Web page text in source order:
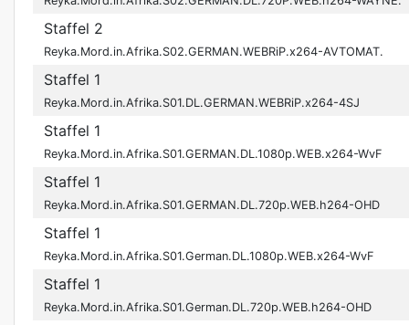
Staffel 2
Reyka.Mord.in.Afrika.S02.GERMAN.WEBRiP.x264-AVTOMAT.
Staffel 1
Reyka.Mord.in.Afrika.S01.DL.GERMAN.WEBRiP.x264-4SJ
Staffel 1
Reyka.Mord.in.Afrika.S01.GERMAN.DL.1080p.WEB.x264-WvF
Staffel 1
Reyka.Mord.in.Afrika.S01.GERMAN.DL.720p.WEB.h264-OHD
Staffel 1
Reyka.Mord.in.Afrika.S01.German.DL.1080p.WEB.x264-WvF
Staffel 1
Reyka.Mord.in.Afrika.S01.German.DL.720p.WEB.h264-OHD